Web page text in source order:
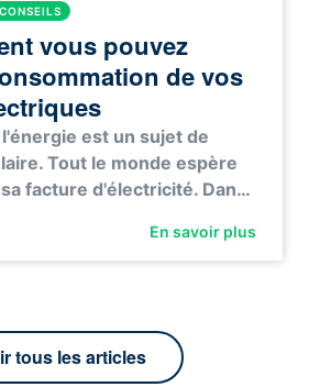
vous pouvez
de vos
est un sujet de
Tout le monde espère
facture d'électricité. Dan…
En savoir plus
tous les articles